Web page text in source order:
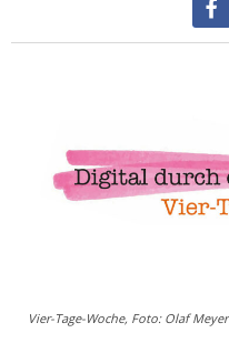
Vier-Tage-Woche, Foto: Olaf Meyer